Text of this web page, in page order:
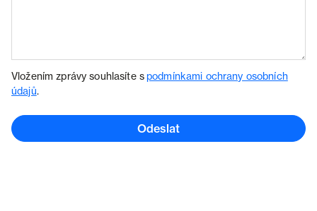
Vložením zprávy souhlasíte spodmínkami ochrany osobních
údajů.
Odeslat